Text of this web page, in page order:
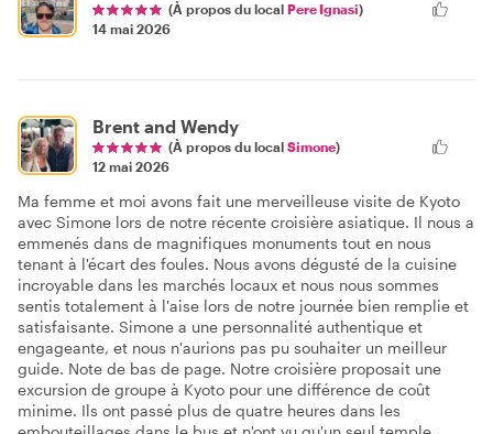
(À propos du local Pere Ignasi)
14 mai 2026
Brent and Wendy
(À propos du local Simone)
12 mai 2026
Ma femme et moi avons fait une merveilleuse visite de Kyoto
avec Simone lors de notre récente croisière asiatique. Il nous a
emmenés dans de magnifiques monuments tout en nous
tenant à l'écart des foules. Nous avons dégusté de la cuisine
incroyable dans les marchés locaux et nous nous sommes
sentis totalement à l'aise lors de notre journée bien remplie et
satisfaisante. Simone a une personnalité authentique et
engageante, et nous n'aurions pas pu souhaiter un meilleur
guide. Note de bas de page. Notre croisière proposait une
excursion de groupe à Kyoto pour une différence de coût
minime. Ils ont passé plus de quatre heures dans les